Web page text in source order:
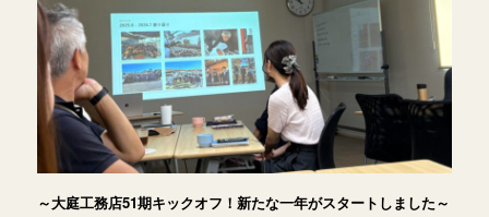
～大庭工務店51期キックオフ！新たな一年がスタートしました～